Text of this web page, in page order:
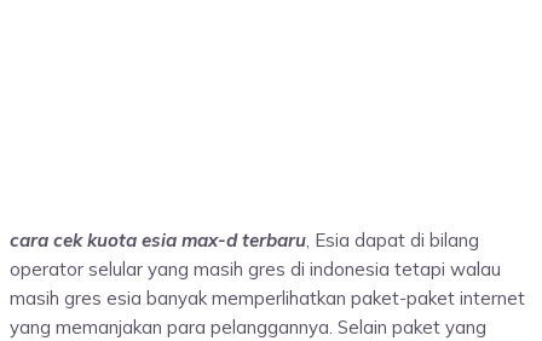
cara cek kuota esia max-d terbaru, Esia dapat di bilang
operator selular yang masih gres di indonesia tetapi walau
masih gres esia banyak memperlihatkan paket-paket internet
yang memanjakan para pelanggannya. Selain paket yang